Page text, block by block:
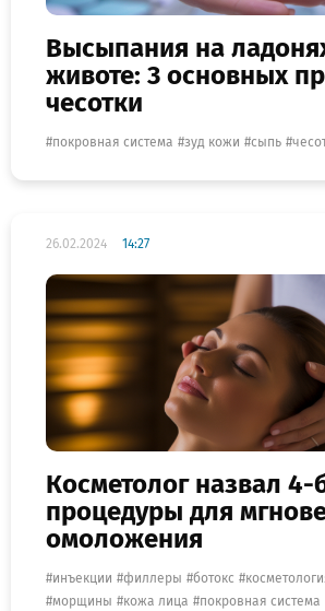
Высыпания на
животе: 3 основных
чесотки
покровная система зуд кожи сыпь
26.02.2024 14:27
Косметолог назвал 4-
процедуры для
омоложения
инъекции филлеры ботокс
морщины
кожа лица покровная система